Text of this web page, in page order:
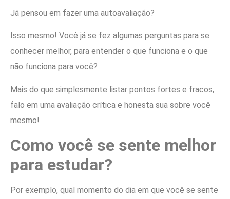
Já pensou em fazer uma autoavaliação?
Isso mesmo! Você já se fez algumas perguntas para se
conhecer melhor, para entender o que funciona e o que
não funciona para você?
Mais do que simplesmente listar pontos fortes e fracos,
falo em uma avaliação crítica e honesta sua sobre você
mesmo!
Como você se sente melhor
para estudar?
Por exemplo, qual momento do dia em que você se sente